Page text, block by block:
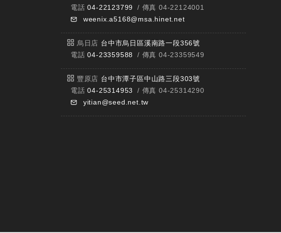
電話04-22123799
/ 傳真 04-22124001
weenix.a5168@msa.hinet.net
烏日店 台中市烏日區溪南路一段356號
電話04-23359588 / 傳真 04-23359549
豐原店 台中市潭子區中山路三段303號
電話04-25314953
/ 傳真 04-25314290
yitian@seed.net.tw